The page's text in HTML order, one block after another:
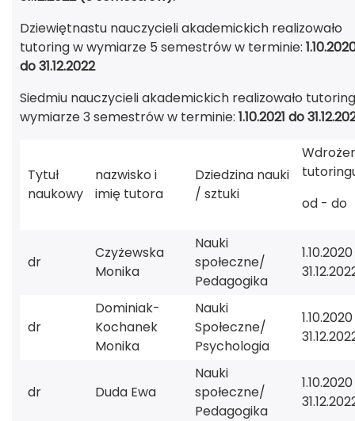
Dziewiętnastu nauczycieli akademickich realizowało
tutoring w wymiarze 5 semestrów w terminie:
do 31.12.2022
Siedmiu nauczycieli akademickich realizowało
wymiarze 3 semestrów w terminie: 1.10.2021 do
Tytuł
naukowy
nazwisko i
imię tutora
Dziedzina nauki
/ sztuki
od - do
dr
Czyżewska
Monika
Nauki
społeczne/
Pedagogika
dr
Dominiak-
Kochanek
Monika
Nauki
Społeczne/
Psychologia
dr Duda Ewa
Nauki
społeczne/
Pedagogika